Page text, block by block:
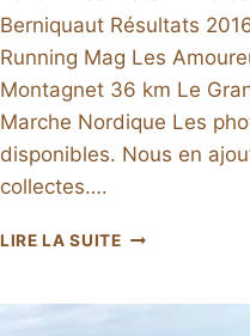
Berniquaut Résultats
Running Mag Les
Montagnet 36 km Le
Marche Nordique Les
disponibles. Nous en
collectes….
LIRE LA SUITE